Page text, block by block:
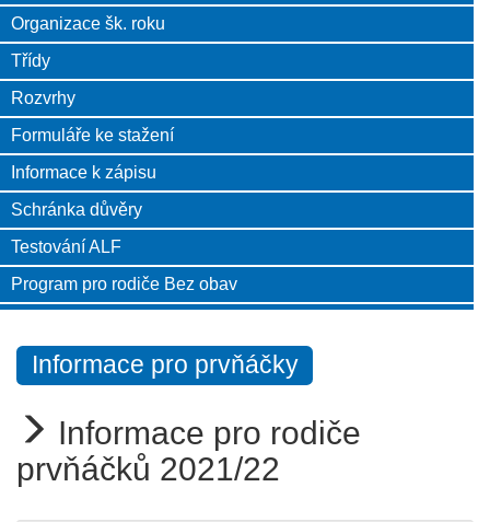
Organizace šk. roku
Třídy
Rozvrhy
Formuláře ke stažení
Informace k zápisu
Schránka důvěry
Testování ALF
Program pro rodiče Bez obav
Informace pro prvňáčky
Informace pro rodiče
prvňáčků 2021/22